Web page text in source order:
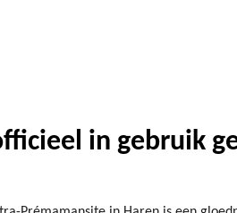
in gebruik